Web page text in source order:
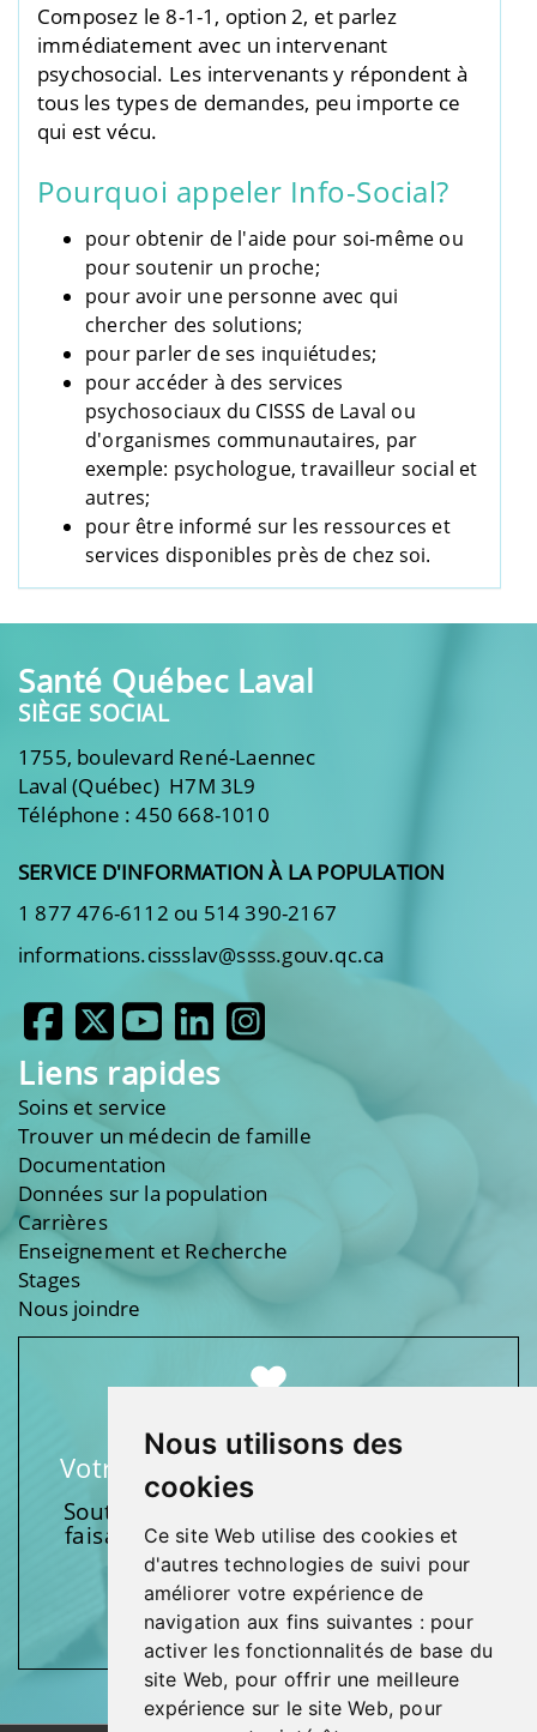
Nous utilisons des
cookies
Ce site Web utilise des cookies et
d'autres technologies de suivi pour
améliorer votre expérience de
navigation aux fins suivantes : pour
activer les fonctionnalités de base du
site Web, pour offrir une meilleure
expérience sur le site Web, pour
Composez le 8-1-1, option 2, et parlez
immédiatement avec un intervenant
psychosocial. Les intervenants y répondent à
tous les types de demandes, peu importe ce
qui est vécu.
Pourquoi appeler Info-Social?
pour obtenir de l'aide pour soi-même ou
pour soutenir un proche;
pour avoir une personne avec qui
chercher des solutions;
pour parler de ses inquiétudes;
pour accéder à des services
psychosociaux du CISSS de Laval ou
d'organismes communautaires, par
exemple: psychologue, travailleur social et
autres;
pour être informé sur les ressources et
services disponibles près de chez soi.
Santé Québec Laval
SIÈGE SOCIAL
1755, boulevard René-Laennec
Laval (Québec) H7M 3L9
Téléphone : 450 668-1010
SERVICE D'INFORMATION À LA POPULATION
1 877 476-6112 ou 514 390-2167
informations.cissslav@ssss.gouv.qc.ca
Liens rapides
Soins et service
Trouver un médecin de famille
Documentation
Données sur la population
Carrières
Enseignement et Recherche
Stages
Nous joindre
Votre soutien fait une différence
Soutenez l’une de nos fondations en
faisant un don et en participant aux
activités.
Donnez généreusement!